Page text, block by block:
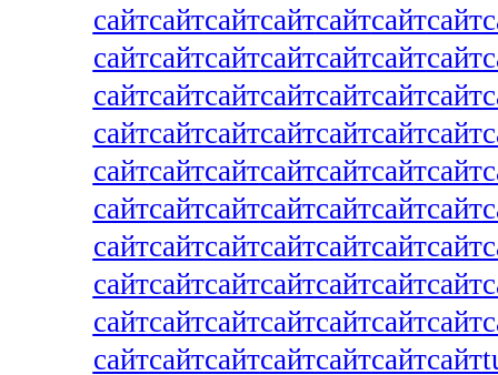
сайтсайтсайтсайтсайтсайтсайт
сайтсайтсайтсайтсайтсайтсайт
сайтсайтсайтсайтсайтсайтсайт
сайтсайтсайтсайтсайтсайтсайт
сайтсайтсайтсайтсайтсайтсайт
сайтсайтсайтсайтсайтсайтсайт
сайтсайтсайтсайтсайтсайтсайт
сайтсайтсайтсайтсайтсайтсайт
сайтсайтсайтсайтсайтсайтсайт
сайтсайтсайтсайтсайтсайтсайт